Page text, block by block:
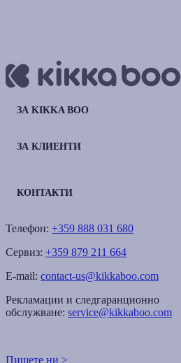
ЗА KIKKA BOO
ЗА КЛИЕНТИ
КОНТАКТИ
Телефон: +359 888 031 680
Сервиз: +359 879 211 664
E-mail: contact-us@kikkaboo.com
Рекламации и следгаранционно
обслужване: service@kikkaboo.com
Пишете ни >